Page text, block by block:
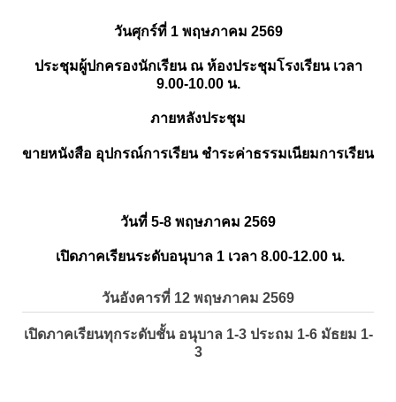
วันศุกร์ที่ 1 พฤษภาคม 2569
ประชุมผู้ปกครองนักเรียน ณ ห้องประชุมโรงเรียน เวลา
9.00-10.00 น.
ภายหลังประชุม
ขายหนังสือ อุปกรณ์การเรียน ชำระค่าธรรมเนียมการเรียน
วันที่ 5-8 พฤษภาคม 2569
เปิดภาคเรียนระดับอนุบาล 1 เวลา 8.00-12.00 น.
วันอังคารที่ 12 พฤษภาคม 2569
เปิดภาคเรียนทุกระดับชั้น อนุบาล 1-3 ประถม 1-6 มัธยม 1-
3